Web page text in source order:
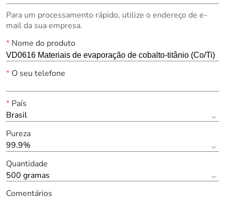
Para um processamento rápido, utilize o endereço de e-
mail da sua empresa.
*Nome do produto
*O seu telefone
*País
Brasil
Pureza
99.9%
Quantidade
500 gramas
Comentários